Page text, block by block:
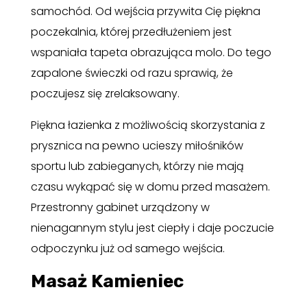
samochód. Od wejścia przywita Cię piękna
poczekalnia, której przedłużeniem jest
wspaniała tapeta obrazująca molo. Do tego
zapalone świeczki od razu sprawią, że
poczujesz się zrelaksowany.
Piękna łazienka z możliwością skorzystania z
prysznica na pewno ucieszy miłośników
sportu lub zabieganych, którzy nie mają
czasu wykąpać się w domu przed masażem.
Przestronny gabinet urządzony w
nienagannym stylu jest ciepły i daje poczucie
odpoczynku już od samego wejścia.
Masaż Kamieniec